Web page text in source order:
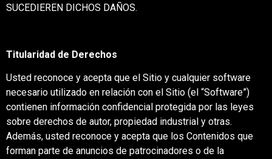
SUCEDIEREN DICHOS DAÑOS.
Titularidad de Derechos
Usted reconoce y acepta que el Sitio y cualquier software
necesario utilizado en relación con el Sitio (el “Software”)
contienen información confidencial protegida por las leyes
sobre derechos de autor, propiedad industrial y otras.
Además, usted reconoce y acepta que los Contenidos que
forman parte de anuncios de patrocinadores o de la